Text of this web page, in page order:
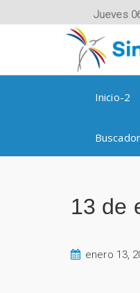
Jueves
Inicio-2
13 de
enero 13,